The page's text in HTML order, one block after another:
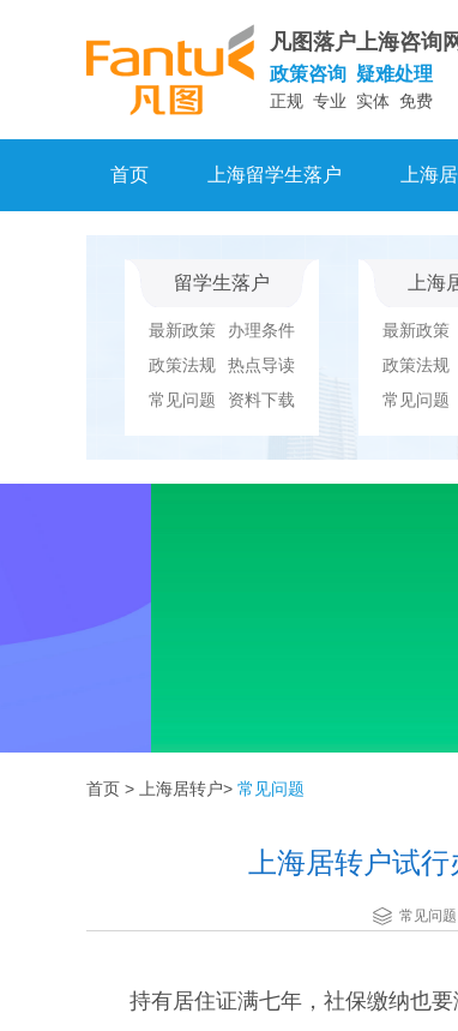
凡图落户上海咨询
政策咨询 疑难处理
正规 专业 实体 免费
首页 上海留学生落户 上海
留学生落户
最新政策
办理条件
政策法规
热点导读
常见问题
资料下载
上海
最新政策
政策法规
常见问题
首页 > 上海居转户> 常见问题
上海居转户试
常见问题
持有居住证满七年，社保缴纳也要